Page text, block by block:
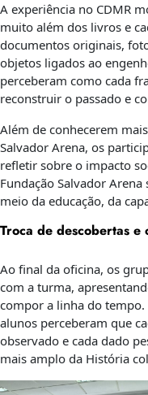
A experiência no CDMR
muito além dos livros e
documentos originais,
objetos ligados ao
perceberam como cada
reconstruir o passado e
Além de conhecerem
Salvador Arena, os
refletir sobre o impacto
Fundação Salvador
meio da educação, da
Troca de descobertas e
Ao final da oficina, os
com a turma,
compor a linha do tempo.
alunos perceberam que
observado e cada dado
mais amplo da História